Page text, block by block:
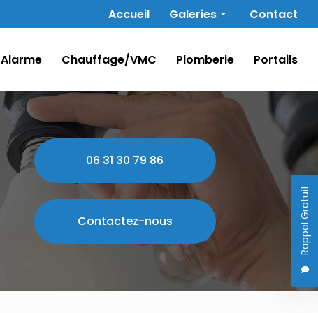
Navigation secondaire
Accueil Galeries
Alarme
Chauffage/VMC
Portails
Contact
Rappel Gratuit
Alarme Chauffage/VMC Plomberie Portails
06 31 30 79 86
Contactez-nous